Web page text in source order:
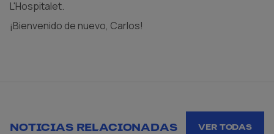
L'Hospitalet.
¡Bienvenido de nuevo, Carlos!
NOTICIAS RELACIONADAS VER TODAS